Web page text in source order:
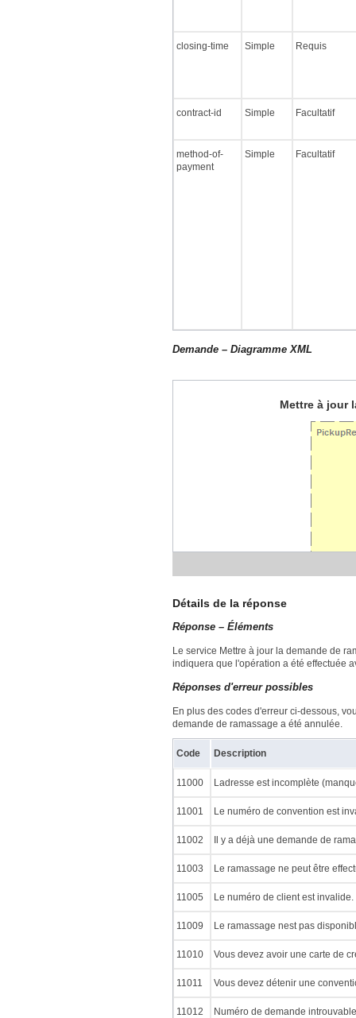
closing-time Simple Requis
contract-id Simple Facultatif
method-of-
payment
Simple Facultatif
Demande – Diagramme XML
Mettre à jour
Détails de la réponse
Réponse – Éléments
Le service Mettre à jour la demande de
indiquera que l'opération a été effectuée
Réponses d'erreur possibles
En plus des codes d'erreur ci-dessous,
demande de ramassage a été annulée.
Code Description
11000 Ladresse est incomplète
11001 Le numéro de convention est
11002 Il y a déjà une demande de
11003 Le ramassage ne peut être
11005 Le numéro de client est
11009 Le ramassage nest pas
11010 Vous devez avoir une carte de
11011 Vous devez détenir une
11012 Numéro de demande